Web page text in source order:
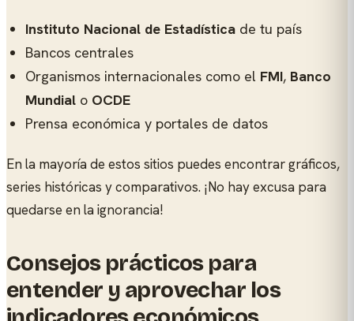
Instituto Nacional de Estadística de tu país
Bancos centrales
Organismos internacionales como el FMI, Banco
Mundial o OCDE
Prensa económica y portales de datos
En la mayoría de estos sitios puedes encontrar gráficos,
series históricas y comparativos. ¡No hay excusa para
quedarse en la ignorancia!
Consejos prácticos para
entender y aprovechar los